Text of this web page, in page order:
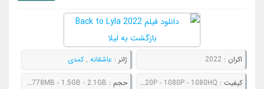
اکران :2022 ژانر : عاشقانه ,کمدی
کیفیت : 480P - 720P - 1080P - 1080HQ حجم : 547MB - 778MB - 1.5GB - 2.1GB